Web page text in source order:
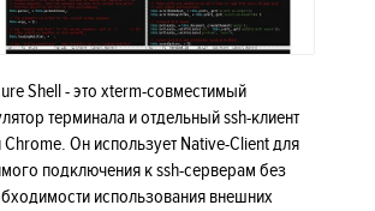
Shell - это xterm-совместимый
терминала и отдельный ssh-клиент
Chrome. Он использует Native-Client для
подключения к ssh-серверам без
использования внешних